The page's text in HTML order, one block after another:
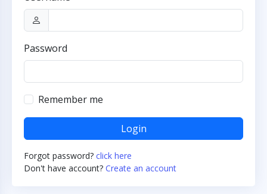
Password
Remember me
Login
Forgot password? click here
Don't have account? Create an account